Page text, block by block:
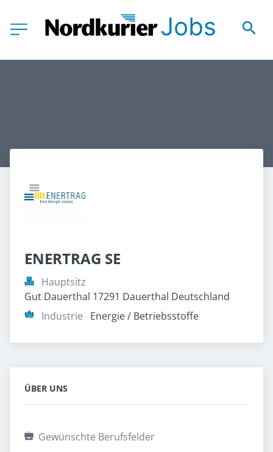
ENERTRAG SE
Hauptsitz
Gut Dauerthal 17291 Dauerthal Deutschland
Industrie
Energie / Betriebsstoffe
ÜBER UNS
Gewünschte Berufsfelder